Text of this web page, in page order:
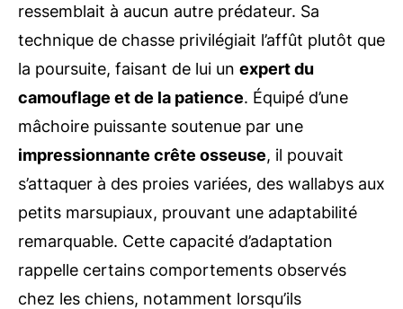
ressemblait à aucun autre prédateur. Sa
technique de chasse privilégiait l’affût plutôt que
la poursuite, faisant de lui un expert du
camouflage et de la patience. Équipé d’une
mâchoire puissante soutenue par une
impressionnante crête osseuse, il pouvait
s’attaquer à des proies variées, des wallabys aux
petits marsupiaux, prouvant une adaptabilité
remarquable. Cette capacité d’adaptation
rappelle certains comportements observés
chez les chiens, notamment lorsqu’ils